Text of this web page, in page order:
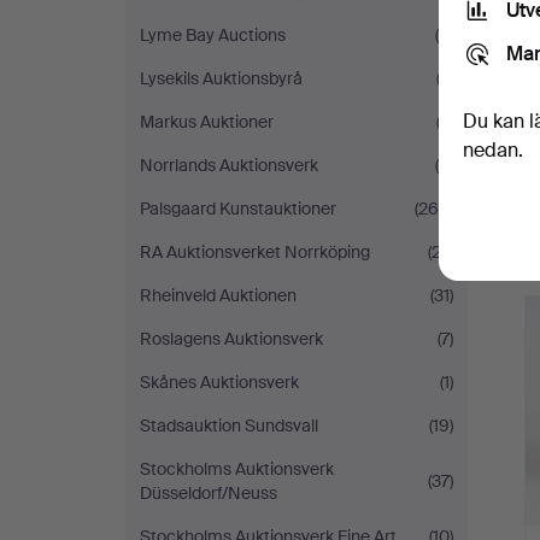
Lyme Bay Auctions
(4)
Lysekils Auktionsbyrå
(2)
Markus Auktioner
(3)
Norrlands Auktionsverk
(6)
Palsgaard Kunstauktioner
(269)
RA Auktionsverket Norrköping
(27)
Rheinveld Auktionen
(31)
Roslagens Auktionsverk
(7)
Skånes Auktionsverk
(1)
Stadsauktion Sundsvall
(19)
Stockholms Auktionsverk
Düsseldorf/Neuss
(37)
Du kan
nedan.